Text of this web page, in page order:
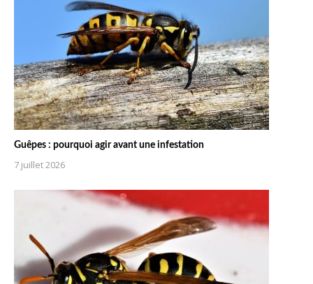
Guêpes : pourquoi agir avant une infestation
7 juillet 2026